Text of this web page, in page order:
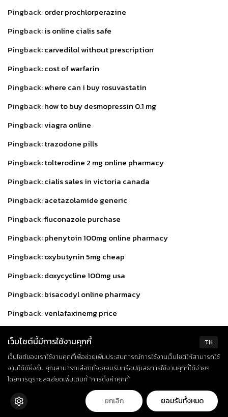
Pingback:order prochlorperazine
Pingback:is online cialis safe
Pingback:carvedilol without prescription
Pingback:cost of warfarin
Pingback:where can i buy rosuvastatin
Pingback:how to buy desmopressin 0.1 mg
Pingback:viagra online
Pingback:trazodone pills
Pingback:tolterodine 2 mg online pharmacy
Pingback:cialis sales in victoria canada
Pingback:acetazolamide generic
Pingback:fluconazole purchase
Pingback:phenytoin 100mg online pharmacy
Pingback:oxybutynin 5mg cheap
Pingback:doxycycline 100mg usa
Pingback:bisacodyl online pharmacy
Pingback:venlafaxinemg price
Pingback:
permethrin 30g uk
Pingback: erythromycin 500mg cheap
estradiol 1mg australia
Pingback:
etodolac 200mg online
TH
เว็บไซต์นี้มีการใช้งานคุกกี้
เว็บไซต์ของเราใช้งานคุกกี้เพื่อช่วยเพิ่มประสบการณ์การใช้งานเว็บไซต์ให้สามารถใช้
งานได้ดียิ่งขึ้น คุณสามารถเลือกที่จะยอมรับหรือปฏิเสธการใช้งานคุกกี้ได้ง่ายๆ
โดยการดูรายละเอียดเพิ่มเติมที่ “การตั้งค่าคุกกี้”
ยกเลิก ยอมรับทั้งหมด